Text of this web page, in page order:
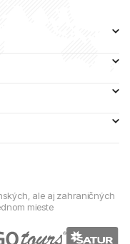
ale aj zahraničných
mieste